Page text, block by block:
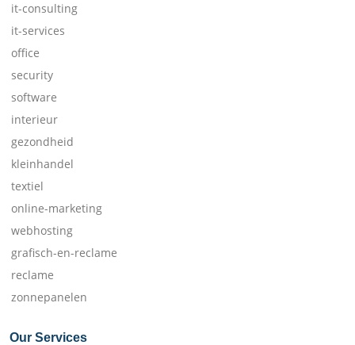
it-consulting
it-services
office
security
software
interieur
gezondheid
kleinhandel
textiel
online-marketing
webhosting
grafisch-en-reclame
reclame
zonnepanelen
Our Services